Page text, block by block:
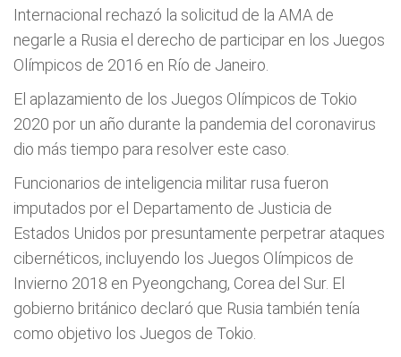
Internacional rechazó la solicitud de la AMA de
negarle a Rusia el derecho de participar en los Juegos
Olímpicos de 2016 en Río de Janeiro.
El aplazamiento de los Juegos Olímpicos de Tokio
2020 por un año durante la pandemia del coronavirus
dio más tiempo para resolver este caso.
Funcionarios de inteligencia militar rusa fueron
imputados por el Departamento de Justicia de
Estados Unidos por presuntamente perpetrar ataques
cibernéticos, incluyendo los Juegos Olímpicos de
Invierno 2018 en Pyeongchang, Corea del Sur. El
gobierno británico declaró que Rusia también tenía
como objetivo los Juegos de Tokio.